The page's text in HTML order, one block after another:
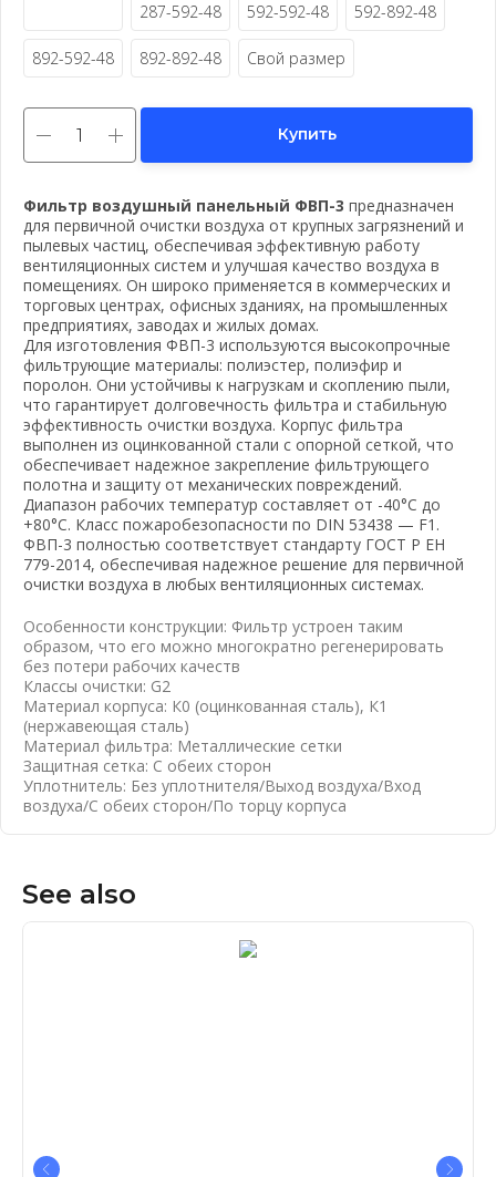
287-592-48 592-592-48 592-892-48
892-592-48 892-892-48 Свой размер
Купить
Фильтр воздушный панельный ФВП-3 предназначен
для первичной очистки воздуха от крупных загрязнений и
пылевых частиц, обеспечивая эффективную работу
вентиляционных систем и улучшая качество воздуха в
помещениях. Он широко применяется в коммерческих и
торговых центрах, офисных зданиях, на промышленных
предприятиях, заводах и жилых домах.
Для изготовления ФВП-3 используются высокопрочные
фильтрующие материалы: полиэстер, полиэфир и
поролон. Они устойчивы к нагрузкам и скоплению пыли,
что гарантирует долговечность фильтра и стабильную
эффективность очистки воздуха. Корпус фильтра
выполнен из оцинкованной стали с опорной сеткой, что
обеспечивает надежное закрепление фильтрующего
полотна и защиту от механических повреждений.
Диапазон рабочих температур составляет от -40°С до
+80°С. Класс пожаробезопасности по DIN 53438 — F1.
ФВП-3 полностью соответствует стандарту ГОСТ Р ЕН
779-2014, обеспечивая надежное решение для первичной
очистки воздуха в любых вентиляционных системах.
Особенности конструкции: Фильтр устроен таким
образом, что его можно многократно регенерировать
без потери рабочих качеств
Классы очистки: G2
Материал корпуса: К0 (оцинкованная сталь), К1
(нержавеющая сталь)
Материал фильтра: Металлические сетки
Защитная сетка: С обеих сторон
Уплотнитель: Без уплотнителя/Выход воздуха/Вход
воздуха/С обеих сторон/По торцу корпуса
See also
почту